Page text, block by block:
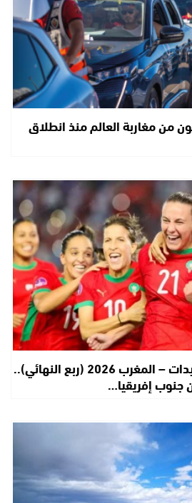
من 2,7 مليون من مغاربة العالم منذ انطلاق
كأس أمم إفريقيا للسيدات – المغرب 2026 (ربع النهائي)..
جنوب إفريقيا…